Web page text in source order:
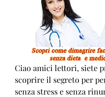
Ciao amici lettori, siete
scoprire il segreto per
senza stress e senza